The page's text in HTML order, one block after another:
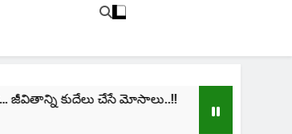
కుదేలు చేసే మోసాలు..!!